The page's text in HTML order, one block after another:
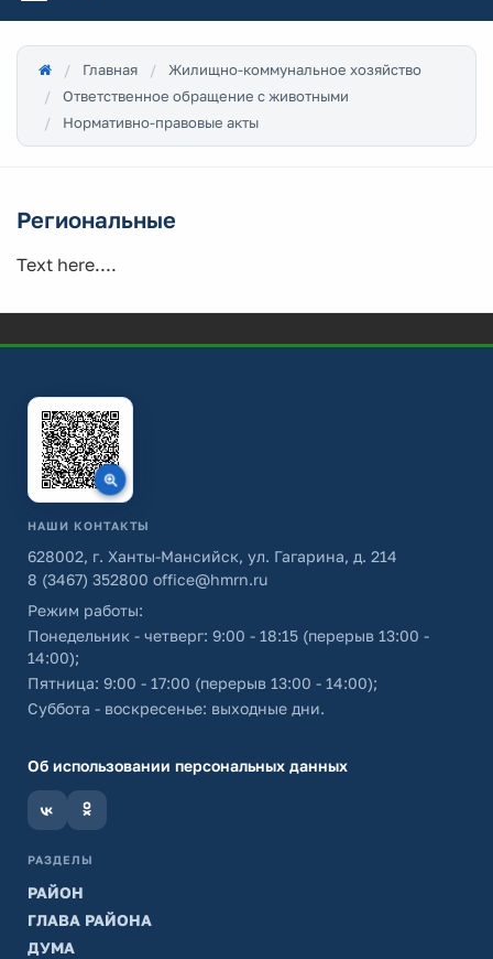
Главная
Жилищно-коммунальное хозяйство
Ответственное обращение с животными
Нормативно-правовые акты
Региональные
Text here....
НАШИ КОНТАКТЫ
628002, г. Ханты-Мансийск, ул. Гагарина, д. 214
8 (3467) 352800 office@hmrn.ru
Режим работы:
Понедельник - четверг: 9:00 - 18:15 (перерыв 13:00 -
14:00);
Пятница: 9:00 - 17:00 (перерыв 13:00 - 14:00);
Суббота - воскресенье: выходные дни.
Об использовании персональных данных
РАЗДЕЛЫ
РАЙОН
ГЛАВА РАЙОНА
ДУМА